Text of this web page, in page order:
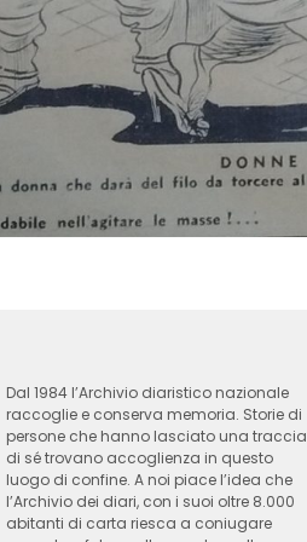
Dal 1984 l’Archivio diaristico nazionale
raccoglie e conserva memoria. Storie di
persone che hanno lasciato una traccia
di sé trovano accoglienza in questo
luogo di confine. A noi piace l’idea che
l’Archivio dei diari, con i suoi oltre 8.000
abitanti di carta riesca a coniugare